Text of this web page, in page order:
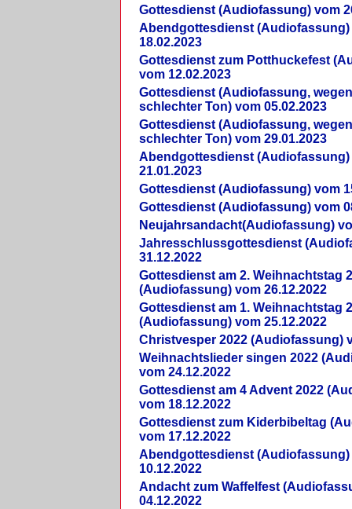
Gottesdienst (Audiofassung) vom
Abendgottesdienst (Audiofassung)
18.02.2023
Gottesdienst zum Potthuckefest
vom 12.02.2023
Gottesdienst (Audiofassung,
schlechter Ton) vom 05.02.2023
Gottesdienst (Audiofassung,
schlechter Ton) vom 29.01.2023
Abendgottesdienst (Audiofassung)
21.01.2023
Gottesdienst (Audiofassung) vom
Gottesdienst (Audiofassung) vom
Neujahrsandacht(Audiofassung)
Jahresschlussgottesdienst
31.12.2022
Gottesdienst am 2. Weihnachtstag
(Audiofassung) vom 26.12.2022
Gottesdienst am 1. Weihnachtstag
(Audiofassung) vom 25.12.2022
Christvesper 2022 (Audiofassung)
Weihnachtslieder singen 2022
vom 24.12.2022
Gottesdienst am 4 Advent 2022
vom 18.12.2022
Gottesdienst zum Kiderbibeltag
vom 17.12.2022
Abendgottesdienst (Audiofassung)
10.12.2022
Andacht zum Waffelfest
04.12.2022